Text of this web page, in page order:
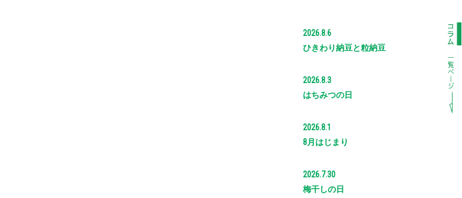
2026.8.6
ひきわり納豆と粒納豆
2026.8.3
はちみつの日
2026.8.1
8月はじまり
2026.7.30
梅干しの日